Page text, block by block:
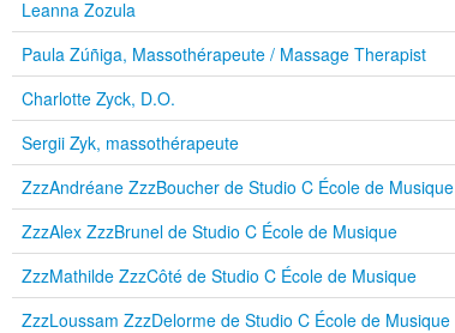
Leanna Zozula
Paula Zúñiga, Massothérapeute / Massage Therapist
Charlotte Zyck, D.O.
Sergii Zyk, massothérapeute
ZzzAndréane ZzzBoucher de Studio C École de Musique
ZzzAlex ZzzBrunel de Studio C École de Musique
ZzzMathilde ZzzCôté de Studio C École de Musique
ZzzLoussam ZzzDelorme de Studio C École de Musique